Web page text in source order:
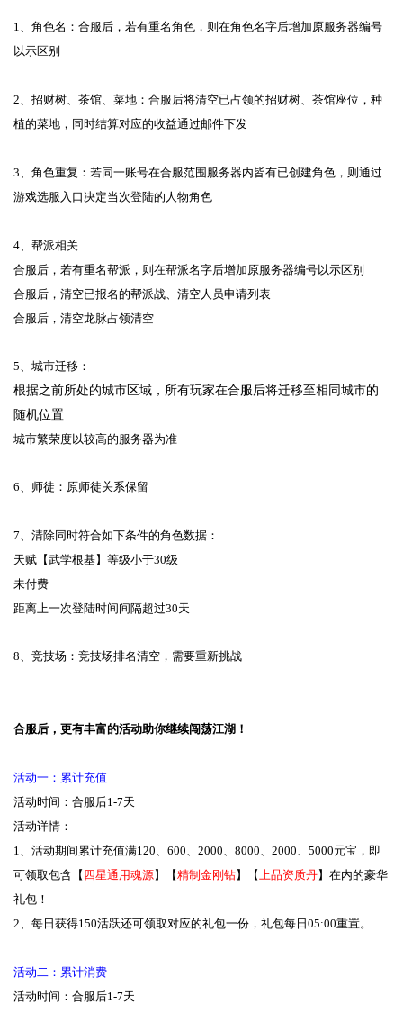
1、角色名：合服后，若有重名角色，则在角色名字后增加原服务器编号
以示区别
2、招财树、茶馆、菜地：合服后将清空已占领的招财树、茶馆座位，种
植的菜地，同时结算对应的收益通过邮件下发
3、角色重复：若同一账号在合服范围服务器内皆有已创建角色，则通过
游戏选服入口决定当次登陆的人物角色
4、帮派相关
合服后，若有重名帮派，则在帮派名字后增加原服务器编号以示区别
合服后，清空已报名的帮派战、清空人员申请列表
合服后，清空龙脉占领清空
5、城市迁移：
根据之前所处的城市区域，所有玩家在合服后将迁移至相同城市的
随机位置
城市繁荣度以较高的服务器为准
6、师徒：原师徒关系保留
7、清除同时符合如下条件的角色数据：
天赋【武学根基】等级小于30级
未付费
距离上一次登陆时间间隔超过30天
8、竞技场：竞技场排名清空，需要重新挑战
合服后，更有丰富的活动助你继续闯荡江湖！
活动一：累计充值
活动时间：合服后1-7天
活动详情：
1、活动期间累计充值满120、600、2000、8000、2000、5000元宝，即
可领取包含【 四星通用魂源】【精制金刚钻】【上品资质丹】在内的豪华
礼包！
2、每日获得150活跃还可领取对应的礼包一份，礼包每日05:00重置。
活动二：累计消费
活动时间：合服后1-7天